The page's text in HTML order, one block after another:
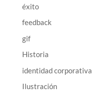
éxito
feedback
gif
Historia
identidad corporativa
Ilustración